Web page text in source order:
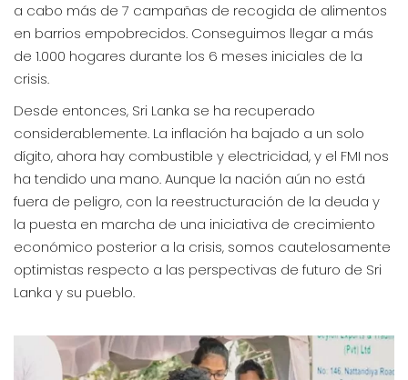
a cabo más de 7 campañas de recogida de alimentos
en barrios empobrecidos. Conseguimos llegar a más
de 1.000 hogares durante los 6 meses iniciales de la
crisis.
Desde entonces, Sri Lanka se ha recuperado
considerablemente. La inflación ha bajado a un solo
dígito, ahora hay combustible y electricidad, y el FMI nos
ha tendido una mano. Aunque la nación aún no está
fuera de peligro, con la reestructuración de la deuda y
la puesta en marcha de una iniciativa de crecimiento
económico posterior a la crisis, somos cautelosamente
optimistas respecto a las perspectivas de futuro de Sri
Lanka y su pueblo.